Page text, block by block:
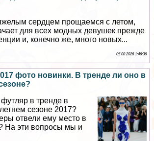
сердцем прощаемся с летом,
для всех модных дeвyшек прежде
и, конечно же, много новых...
05 08 2026 1:46:36
фото новинки. В тренде ли оно в
в тренде в
сезоне 2017?
отвели ему место в
На эти вопросы мы и